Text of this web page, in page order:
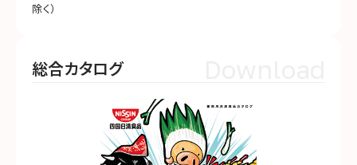
除く）
総合カタログ